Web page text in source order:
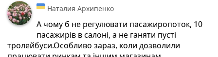
Наталия Архипенко
А чому б не регулювати пасажиропоток, 10
пасажирів в салоні, а не ганяти пусті
тролейбуси.Особливо зараз, коли дозволили